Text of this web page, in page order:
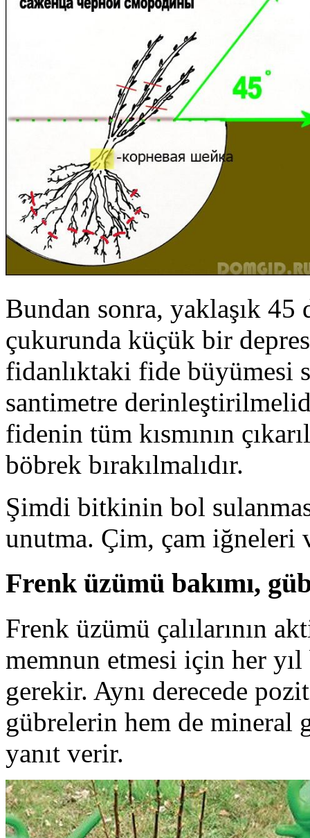
Bundan sonra, yaklaşık
çukurunda küçük bir
fidanlıktaki fide büyümesi
santimetre
fidenin tüm kısmının
böbrek bırakılmalıdır.
Şimdi bitkinin bol
unutma. Çim, çam iğneleri
Frenk üzümü bakımı,
Frenk üzümü çalılarının
memnun etmesi için her
gerekir. Aynı derecede
gübrelerin hem de mineral
yanıt verir.